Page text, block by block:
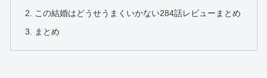
この結婚はどうせうまくいかない284話レビューまとめ
まとめ